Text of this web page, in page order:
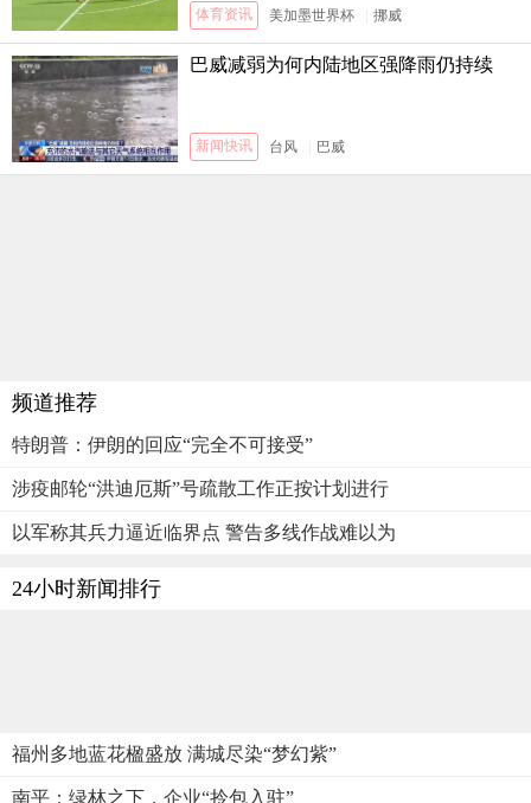
体育资讯 美加墨世界杯 挪威
巴威减弱为何内陆地区强降雨仍持续
新闻快讯 台风 巴威
频道推荐
特朗普：伊朗的回应“完全不可接受”
涉疫邮轮“洪迪厄斯”号疏散工作正按计划进行
以军称其兵力逼近临界点 警告多线作战难以为
24小时新闻排行
福州多地蓝花楹盛放 满城尽染“梦幻紫”
南平：绿林之下，企业“拎包入驻”